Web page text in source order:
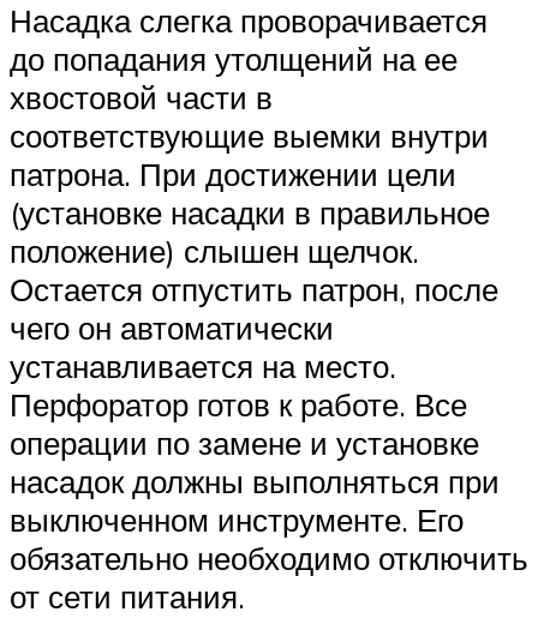
Насадка слегка проворачивается
до попадания утолщений на ее
хвостовой части в
соответствующие выемки внутри
патрона. При достижении цели
(установке насадки в правильное
положение) слышен щелчок.
Остается отпустить патрон, после
чего он автоматически
устанавливается на место.
Перфоратор готов к работе. Все
операции по замене и установке
насадок должны выполняться при
выключенном инструменте. Его
обязательно необходимо отключить
от сети питания.